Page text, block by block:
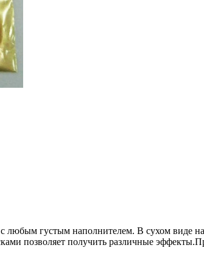
густым наполнителем. В сухом виде
позволяет получить различные